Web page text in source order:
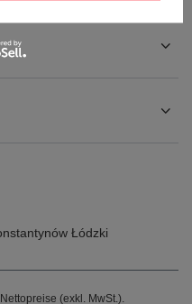
Łódzki
(exkl. MwSt.).